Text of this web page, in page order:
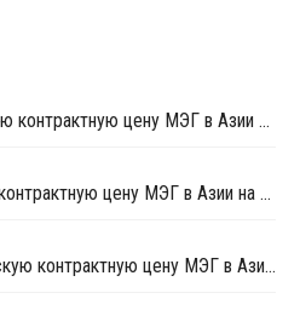
MEGlobal оставила июльскую контрактную цену МЭГ в Азии на уровне июня
MEGlobal понизил майскую контрактную цену МЭГ в Азии на USD40 за тонну
MEGlobal повысила мартовскую контрактную цену МЭГ в Азии на USD20 за тонну